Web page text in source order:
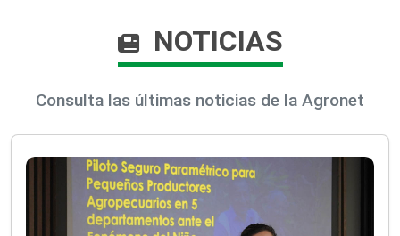
NOTICIAS
Consulta las últimas noticias de la Agronet